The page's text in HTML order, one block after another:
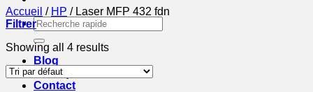
Recherche
pour :
Blog
Boutique
Contact
Accueil / HP /Laser MFP 432 fdn
Filtrer
Showing all 4 results